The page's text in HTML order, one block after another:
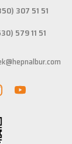
307 51 51
579 11 51